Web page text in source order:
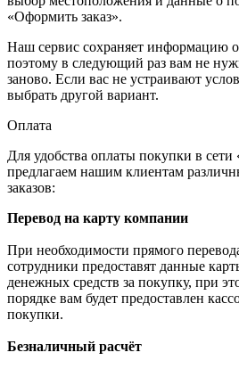
«Оформить заказ».
Наш сервис сохраняет информацию о
поэтому в следующий раз вам не
заново. Если вас не устраивают
выбрать другой вариант.
Оплата
Для удобства оплаты покупки в
предлагаем нашим клиентам
заказов:
Перевод на карту компании
При необходимости прямого
сотрудники предоставят данные
денежных средств за покупку, при
порядке вам будет предоставлен
покупки.
Безналичный расчёт